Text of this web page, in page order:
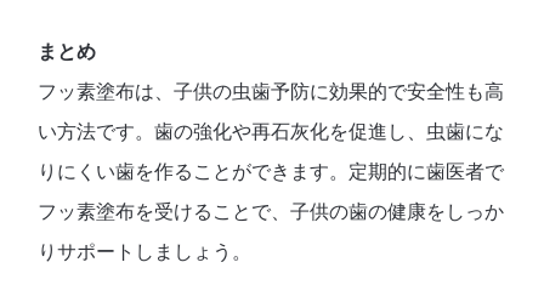
まとめ
フッ素塗布は、子供の虫歯予防に効果的で安全性も高
い方法です。歯の強化や再石灰化を促進し、虫歯にな
りにくい歯を作ることができます。定期的に歯医者で
フッ素塗布を受けることで、子供の歯の健康をしっか
りサポートしましょう。